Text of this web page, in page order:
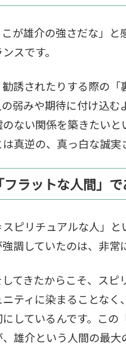
が雄介の強さだな」と
スです。
誘されたりする際の
弱みや期待に付け込む
ない関係を築きたい
真逆の、真っ白な誠実
ラットな人間」
ピリチュアルな人」
調していたのは、非常
てきたからこそ、ス
ティに染まることな
しているんです。こ
雄介という人間の最大